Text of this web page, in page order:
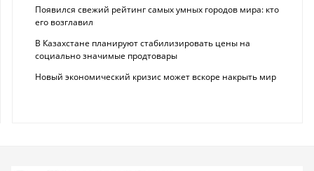
Появился свежий рейтинг самых умных городов мира: кто
его возглавил
В Казахстане планируют стабилизировать цены на
социально значимые продтовары
Новый экономический кризис может вскоре накрыть мир